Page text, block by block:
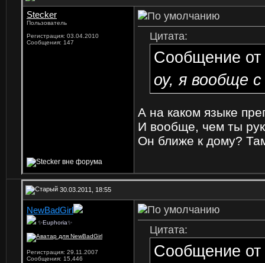
Stecker
Пользователь
Регистрация: 03.04.2010
Сообщения: 147
Цитата:
Сообщение от
оу, я вообще
А на каком языке
И вообще, чем ты
Он ближе к дому?
30.03.2011, 18:55
NewBadGirl
✨Euphoria✨
Регистрация: 29.11.2007
Сообщения: 15,446
Цитата:
Сообщение от